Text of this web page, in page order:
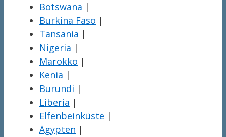
Botswana |
Burkina Faso |
Tansania |
Nigeria |
Marokko |
Kenia |
Burundi |
Liberia |
Elfenbeinküste |
Ägypten |